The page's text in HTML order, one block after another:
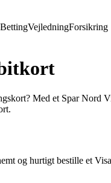
BettingVejledningForsikring
Med et Spar
og hurtigt bestille et